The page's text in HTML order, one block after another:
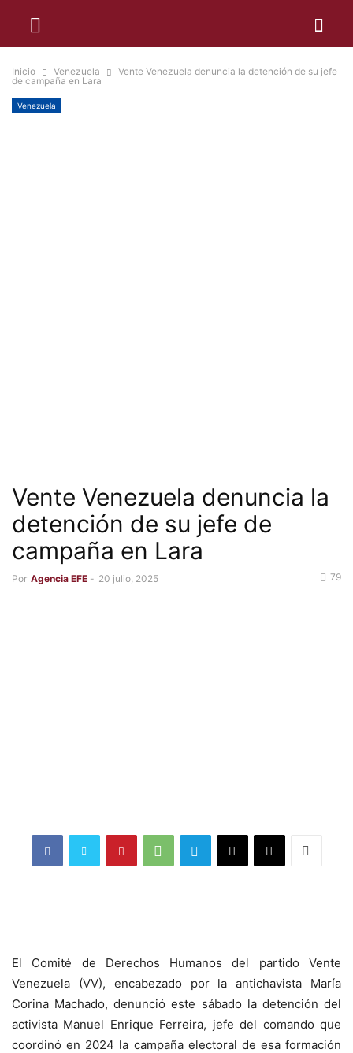
Inicio Venezuela
Vente Venezuela denuncia la detención de su jefe
de campaña en Lara
Venezuela
Vente Venezuela denuncia la
detención de su jefe de
campaña en Lara
Por Agencia EFE - 20 julio, 2025 79
El Comité de Derechos Humanos del partido Vente
Venezuela (VV), encabezado por la antichavista María
Corina Machado, denunció este sábado la detención del
activista Manuel Enrique Ferreira, jefe del comando que
coordinó en 2024 la campaña electoral de esa formación